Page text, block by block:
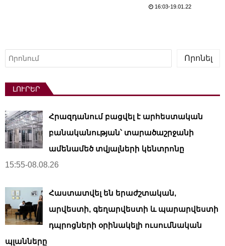
16:03-19.01.22
Որոնել
Որոնել
ԼՈՒՐԵՐ
Հրազդանում բացվել է արհեստական ​​
բանականության՝ տարածաշրջանի
ամենամեծ տվյալների կենտրոնը
15:55-08.08.26
Հաստատվել են երաժշտական,
արվեստի, գեղարվեստի և պարարվեստի
դպրոցների օրինակելի ուսումնական
պլանները